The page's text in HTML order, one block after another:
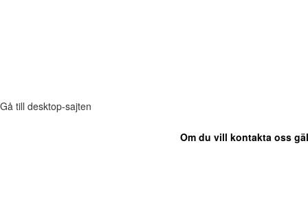
Gå till desktop-sajten
Om du vill kontakta oss